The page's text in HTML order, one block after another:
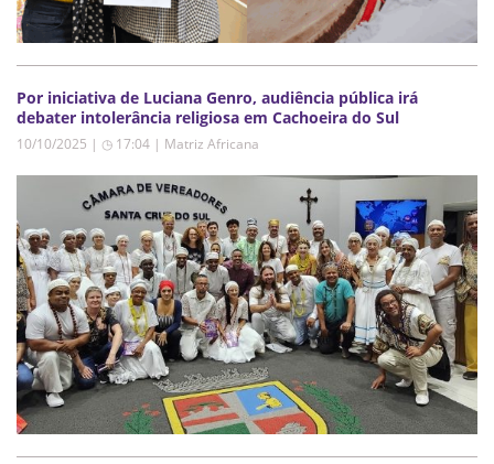
Por iniciativa de Luciana Genro, audiência pública irá
debater intolerância religiosa em Cachoeira do Sul
10/10/2025 | ◷ 17:04 | Matriz Africana